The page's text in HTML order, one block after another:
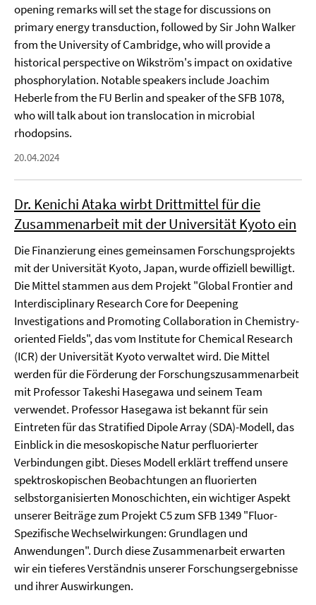
opening remarks will set the stage for discussions on
primary energy transduction, followed by Sir John Walker
from the University of Cambridge, who will provide a
historical perspective on Wikström's impact on oxidative
phosphorylation. Notable speakers include Joachim
Heberle from the FU Berlin and speaker of the SFB 1078,
who will talk about ion translocation in microbial
rhodopsins.
20.04.2024
Dr. Kenichi Ataka wirbt Drittmittel für die
Zusammenarbeit mit der Universität Kyoto ein
Die Finanzierung eines gemeinsamen Forschungsprojekts
mit der Universität Kyoto, Japan, wurde offiziell bewilligt.
Die Mittel stammen aus dem Projekt "Global Frontier and
Interdisciplinary Research Core for Deepening
Investigations and Promoting Collaboration in Chemistry-
oriented Fields", das vom Institute for Chemical Research
(ICR) der Universität Kyoto verwaltet wird. Die Mittel
werden für die Förderung der Forschungszusammenarbeit
mit Professor Takeshi Hasegawa und seinem Team
verwendet. Professor Hasegawa ist bekannt für sein
Eintreten für das Stratified Dipole Array (SDA)-Modell, das
Einblick in die mesoskopische Natur perfluorierter
Verbindungen gibt. Dieses Modell erklärt treffend unsere
spektroskopischen Beobachtungen an fluorierten
selbstorganisierten Monoschichten, ein wichtiger Aspekt
unserer Beiträge zum Projekt C5 zum SFB 1349 "Fluor-
Spezifische Wechselwirkungen: Grundlagen und
Anwendungen". Durch diese Zusammenarbeit erwarten
wir ein tieferes Verständnis unserer Forschungsergebnisse
und ihrer Auswirkungen.